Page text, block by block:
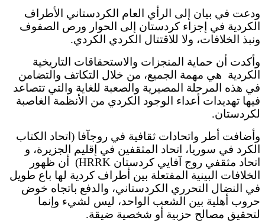
ودعت في بيان إلى الرأي العام الكردستاني الأطراف
الكردية في إجزاء كردستان إلى الحوار ورص الصفوف
ونبذ الخلافات، ولا للاقتتال الكردي الكردي.
وأكدت أن حماية المنجزات والاستحقاقات التاريخية
الكردية هي مهمة الجميع، من خلال التكاتف والتضامن
في هذه المرحلة المصيرية والصعبة للغاية والتي تتصاعد
فيها تهديدات أعداء الوجود الكردي من الأنظمة الغاصبة
لكردستان.
وأضافت أطر واتحادات ثقافية في روجآفا (اتحاد الكتاب
الكرد في سوريا، اتحاد المثقفين في إقليم الجزيرة، و
اتحاد مثقفي روج آفايي كردستان HRRK) أن ظهور
الخلافات البينية المفتعلة بين أطراف كردية لها باع طويل
في النضال التحرري الكردستاني، والدفع باتجاه خوض
حروب أهلية بين الشعب الواحد، ليس لشيء وإنما
لتحقيق مصالح حزبية أو شخصية ضيقة.